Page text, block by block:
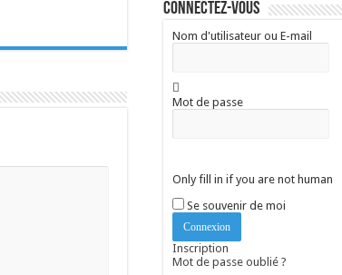
Connectez-vous
Nom d'utilisateur ou E-mail
Mot de passe
Only fill in if you are not human
Se souvenir de moi
Inscription
Mot de passe oublié ?